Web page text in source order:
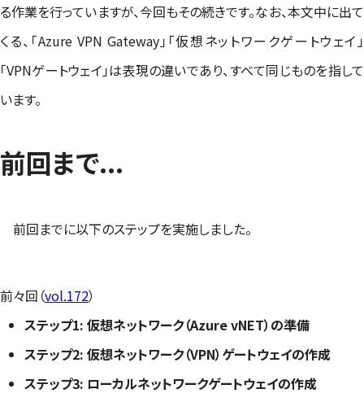
る作業を行っていますが、今回もその続きです。なお、本文中に出て
くる、「Azure VPN Gateway」「仮想ネットワークゲートウェイ」
「VPNゲートウェイ」は表現の違いであり、すべて同じものを指して
います。
前回まで...
前回までに以下のステップを実施しました。
前々回（vol.172）
ステップ1: 仮想ネットワーク（Azure vNET）の準備
ステップ2: 仮想ネットワーク（VPN）ゲートウェイの作成
ステップ3: ローカルネットワークゲートウェイの作成